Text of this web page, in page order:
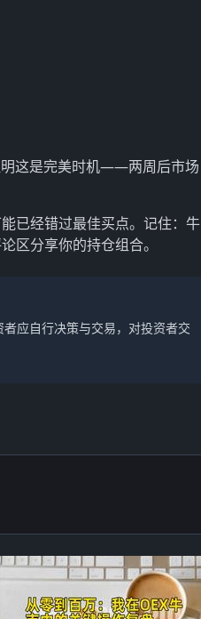
明这是完美时机——两周后市场
已经错过最佳买点。记住：牛
区分享你的持仓组合。
应自行决策与交易，对投资者交